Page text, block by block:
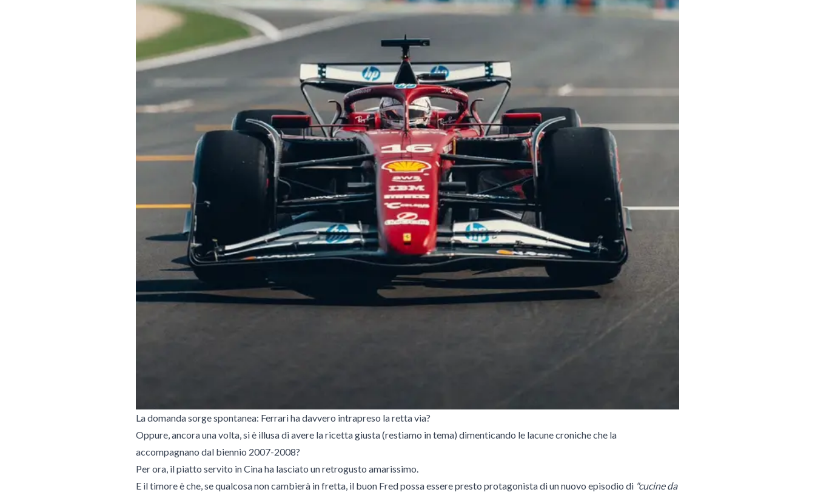
La domanda sorge spontanea: Ferrari ha davvero intrapreso la retta via?
Oppure, ancora una volta, si è illusa di avere la ricetta giusta (restiamo in tema) dimenticando le lacune croniche che la
accompagnano dal biennio 2007-2008?
Per ora, il piatto servito in Cina ha lasciato un retrogusto amarissimo.
E il timore è che, se qualcosa non cambierà in fretta, il buon Fred possa essere presto protagonista di un nuovo episodio di "cucine da